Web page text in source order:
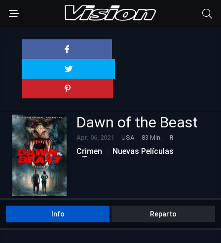
Dawn of the Beast
Apr. 06, 2021 USA 83 Min. R
Crimen
Nuevas Películas
Terror
Info Reparto